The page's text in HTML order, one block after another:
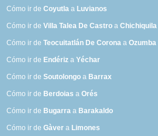
Cómo ir deCoyutla a Luvianos
Cómo ir deVilla Talea De Castro aChichiquila
Cómo ir deTeocuitatlán De Corona aOzumba
Cómo ir de Endériz aYéchar
Cómo ir deSoutolongo a Barrax
Cómo ir de Berdoias aOrés
Cómo ir de Bugarra a Barakaldo
Cómo ir deGàver a Limones